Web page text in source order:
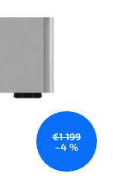
€1 199
–4 %